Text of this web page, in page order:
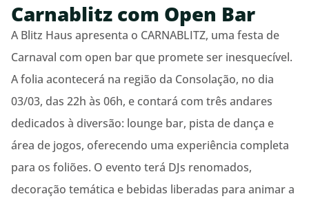
Carnablitz com Open Bar
A Blitz Haus apresenta o CARNABLITZ, uma festa de
Carnaval com open bar que promete ser inesquecível.
A folia acontecerá na região da Consolação, no dia
03/03, das 22h às 06h, e contará com três andares
dedicados à diversão: lounge bar, pista de dança e
área de jogos, oferecendo uma experiência completa
para os foliões. O evento terá DJs renomados,
decoração temática e bebidas liberadas para animar a